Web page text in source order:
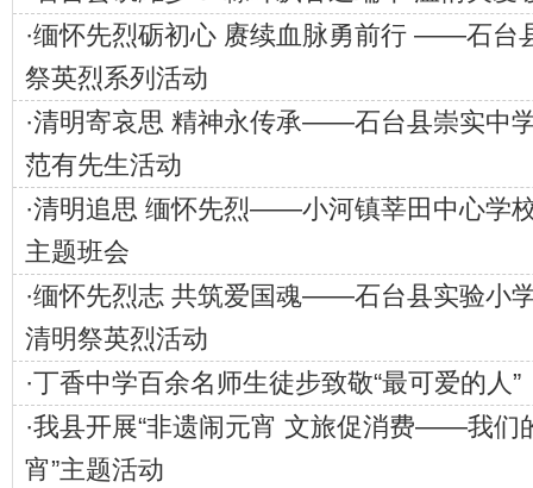
·缅怀先烈砺初心 赓续血脉勇前行 ——石台
祭英烈系列活动
·清明寄哀思 精神永传承——石台县崇实中
范有先生活动
·清明追思 缅怀先烈——小河镇莘田中心学
主题班会
·缅怀先烈志 共筑爱国魂——石台县实验小
清明祭英烈活动
·丁香中学百余名师生徒步致敬“最可爱的人”
·我县开展“非遗闹元宵 文旅促消费——我们
宵”主题活动